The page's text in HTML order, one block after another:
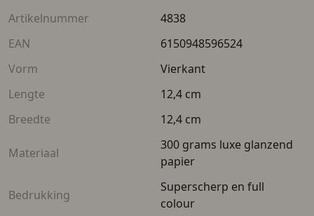
een originele uitnodiging voor kerstdiner.
gemakkelijk. Je hebt geen technische kennis nodig:
upload je favoriete foto, speel met de opmaak, en je
Ben je helemaal tevreden met je ontwerp? Dan kun je
direct veilig je online kerstkaart bestellen. Wij zorgen
voor een haarscherpe bedrukking op luxe papier en
een snelle levering, zodat jouw unieke kerstwensen
ruim op tijd klaar zijn om verstuurd te worden!
Artikelnummer
4838
EAN
6150948596524
Vorm
Vierkant
Lengte
12,4 cm
Breedte
12,4 cm
Materiaal
300 grams luxe glanzend
papier
Bedrukking
Superscherp en full
colour